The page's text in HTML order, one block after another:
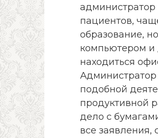
администратор
пациентов,
образование,
компьютером и
находиться
подобной
продуктивной
дело с
все заявления,